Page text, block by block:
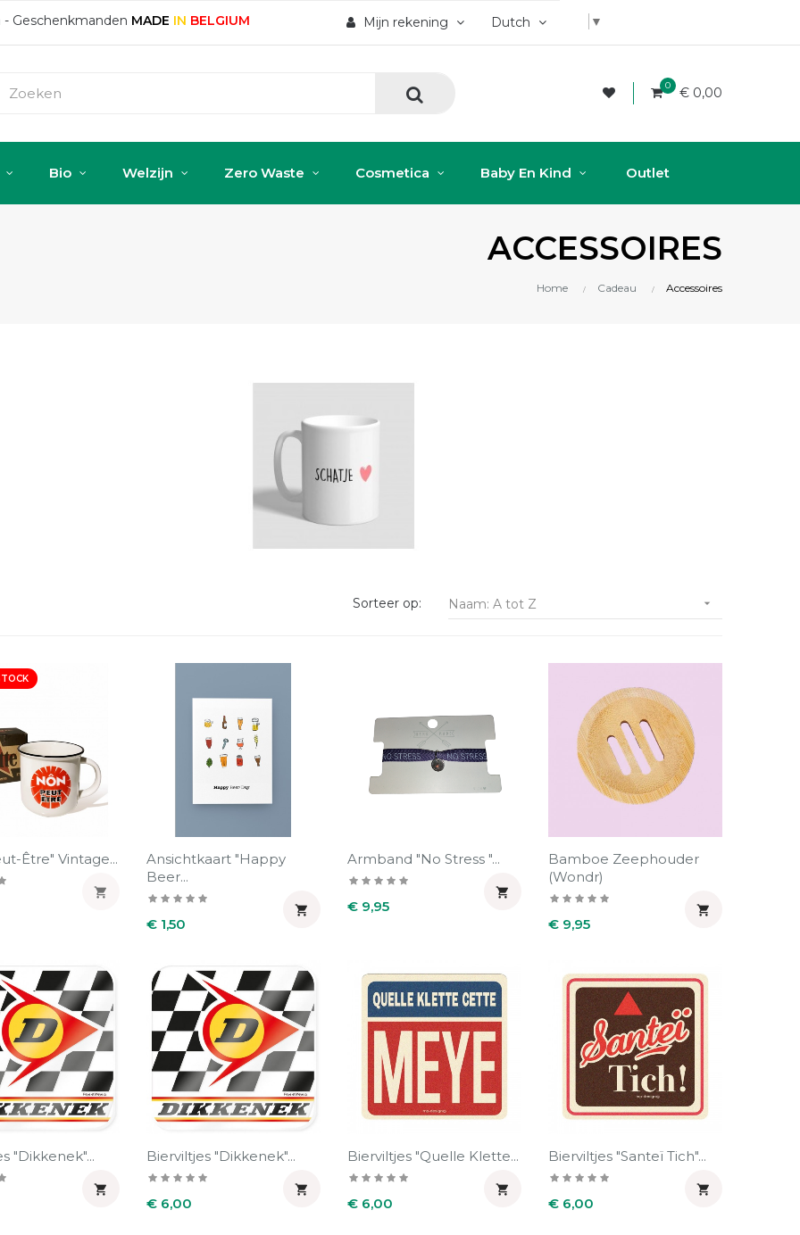
- Geschenkmanden MADE IN BELGIUM Dutch
Mijn rekening ▼
0 € 0,00
Bio Welzijn Zero Waste Cosmetica Baby En Kind Outlet
ACCESSOIRES
Home Cadeau Accessoires
Sorteer op: Naam: A tot Z 
Être" Vintage...

Ansichtkaart "Happy
Beer...
Prijs
€ 1,50

Armband "No Stress "...
Prijs
€ 9,95

Bamboe Zeephouder
(Wondr)
Prijs
€ 9,95

"Dikkenek"...

Bierviltjes "Dikkenek"...
Prijs
€ 6,00

Bierviltjes "Quelle Klette...
Prijs
€ 6,00

Bierviltjes "Santeï Tich"...
Prijs
€ 6,00
